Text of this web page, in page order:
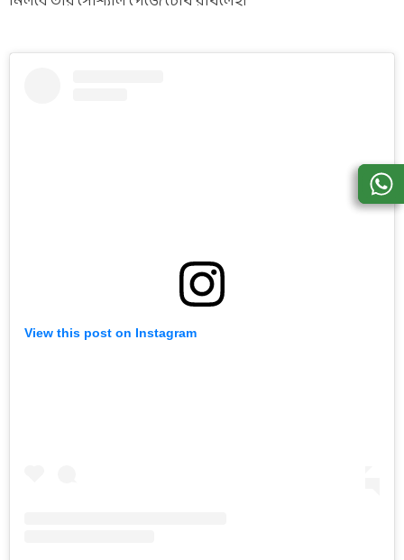
View this post on Instagram